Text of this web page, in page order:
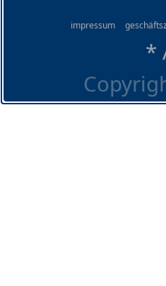
impressum
*